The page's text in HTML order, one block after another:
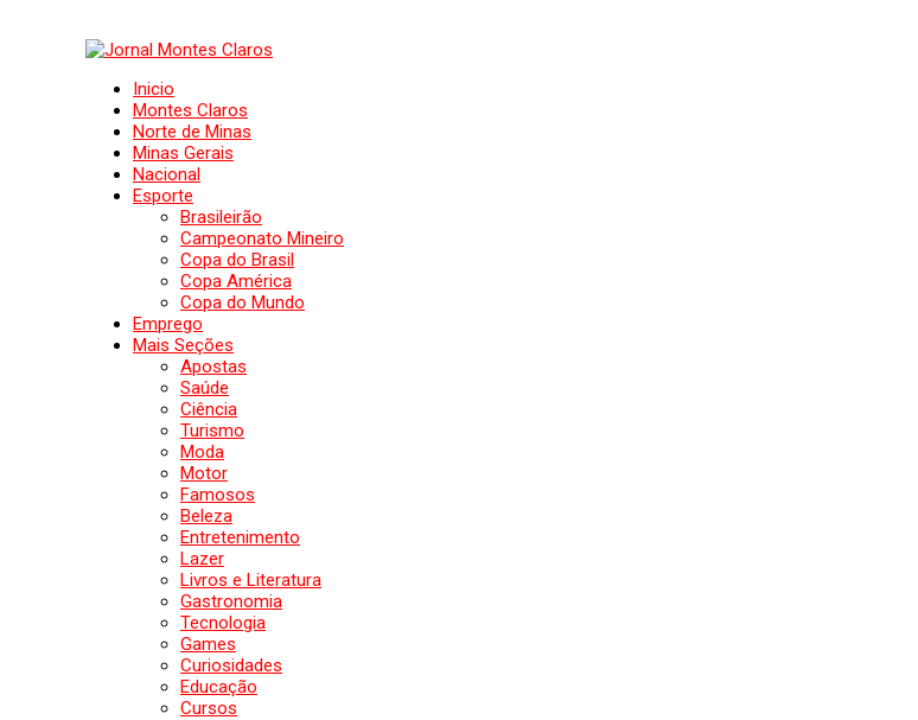
Inicio
Montes Claros
Norte de Minas
Minas Gerais
Nacional
Esporte
Brasileirão
Campeonato Mineiro
Copa do Brasil
Copa América
Copa do Mundo
Emprego
Mais Seções
Apostas
Saúde
Ciência
Turismo
Moda
Motor
Famosos
Beleza
Entretenimento
Lazer
Livros e Literatura
Gastronomia
Tecnologia
Games
Curiosidades
Educação
Cursos